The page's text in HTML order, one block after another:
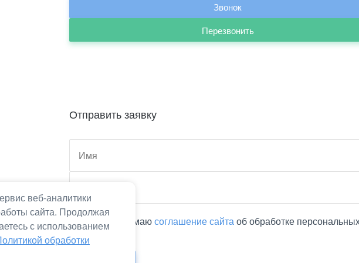
веб-аналитики
сайта. Продолжая
с использованием
обработки
Звонок
Перезвонить
Отправить заявку
Я принимаюсоглашение сайтаоб обработке
данных.